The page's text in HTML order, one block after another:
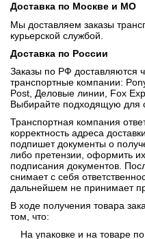
Доставка по Москве и МО
Мы доставляем заказы
курьерской службой.
Доставка по России
Заказы по РФ доставляются
транспортные компании:
Post, Деловые линии, Fox
Выбирайте подходящую для
Транспортная компания
корректность адреса
подпишет документы о
либо претензии, оформить
подписания документов.
снимает с себя
дальнейшем не принимает
В ходе получения товара
том, что:
На упаковке и на товаре